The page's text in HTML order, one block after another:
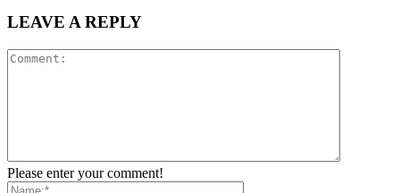
LEAVE A REPLY
Please enter your comment!